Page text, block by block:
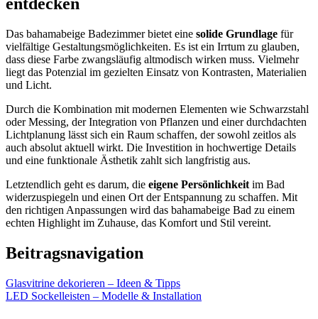
Das bahamabeige Badezimmer bietet eine solide Grundlage für
vielfältige Gestaltungsmöglichkeiten. Es ist ein Irrtum zu glauben,
dass diese Farbe zwangsläufig altmodisch wirken muss. Vielmehr
liegt das Potenzial im gezielten Einsatz von Kontrasten, Materialien
und Licht.
Durch die Kombination mit modernen Elementen wie Schwarzstahl
oder Messing, der Integration von Pflanzen und einer durchdachten
Lichtplanung lässt sich ein Raum schaffen, der sowohl zeitlos als
auch absolut aktuell wirkt. Die Investition in hochwertige Details
und eine funktionale Ästhetik zahlt sich langfristig aus.
Letztendlich geht es darum, die eigene Persönlichkeit im Bad
widerzuspiegeln und einen Ort der Entspannung zu schaffen. Mit
den richtigen Anpassungen wird das bahamabeige Bad zu einem
echten Highlight im Zuhause, das Komfort und Stil vereint.
Beitragsnavigation
Glasvitrine dekorieren – Ideen & Tipps
LED Sockelleisten – Modelle & Installation